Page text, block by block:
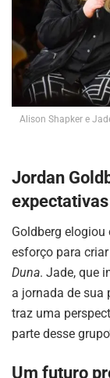
Alison Shapker e
Jordan
Goldberg elogiou
esforço para
Duna. Jade, que
a jornada de sua
traz uma
parte desse
Um futuro